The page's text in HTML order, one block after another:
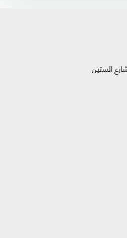
الستين